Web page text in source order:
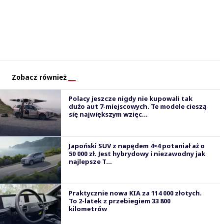
Zobacz również
Polacy jeszcze nigdy nie kupowali tak
dużo aut 7-miejscowych. Te modele cieszą
się największym wzięc...
Japoński SUV z napędem 4×4 potaniał aż o
50 000 zł. Jest hybrydowy i niezawodny jak
najlepsze T...
Praktycznie nowa KIA za 114 000 złotych.
To 2-latek z przebiegiem 33 800
kilometrów